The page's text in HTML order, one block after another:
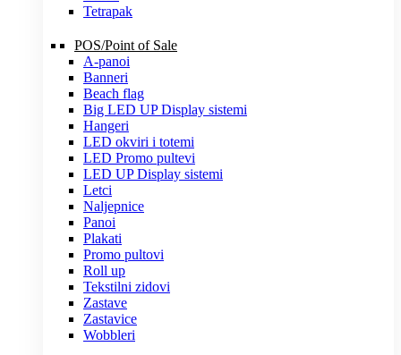
Tetrapak
POS/Point of Sale
A-panoi
Banneri
Beach flag
Big LED UP Display sistemi
Hangeri
LED okviri i totemi
LED Promo pultevi
LED UP Display sistemi
Letci
Naljepnice
Panoi
Plakati
Promo pultovi
Roll up
Tekstilni zidovi
Zastave
Zastavice
Wobbleri